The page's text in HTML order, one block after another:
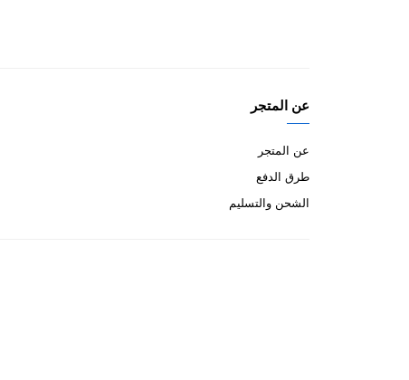
عن المتجر
عن المتجر
طرق الدفع
الشحن والتسليم